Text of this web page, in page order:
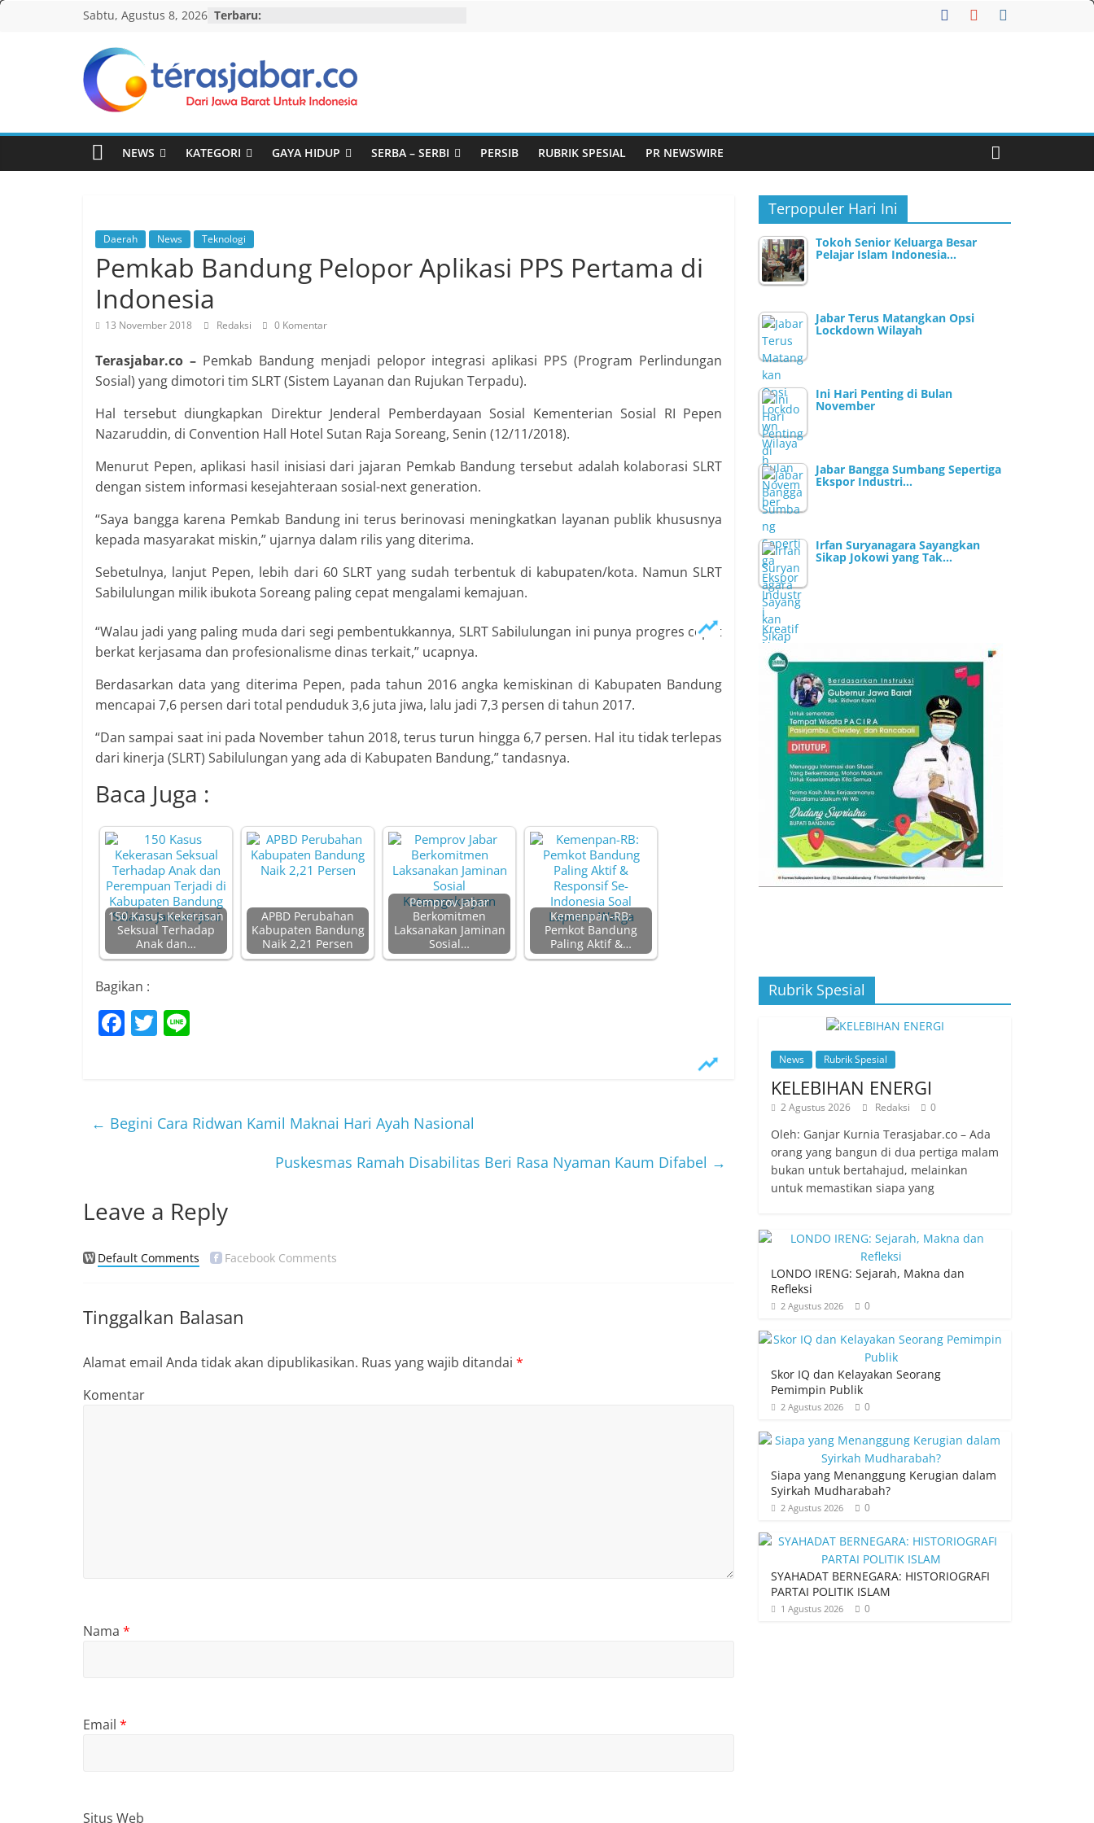
Skip
Sabtu, Agustus 8, 2026 Terbaru:
Teras
Jabar
NEWS KATEGORI GAYA HIDUP SERBA – SERBI PERSIB RUBRIK SPESIAL PR NEWSWIRE
Daerah News Teknologi
Pemkab Bandung Pelopor Aplikasi PPS Pertama di
Indonesia
13 November 2018 Redaksi 0 Komentar
Terasjabar.co – Pemkab Bandung menjadi pelopor integrasi aplikasi PPS (Program Perlindungan
Sosial) yang dimotori tim SLRT (Sistem Layanan dan Rujukan Terpadu).
Hal tersebut diungkapkan Direktur Jenderal Pemberdayaan Sosial Kementerian Sosial RI Pepen
Nazaruddin, di Convention Hall Hotel Sutan Raja Soreang, Senin (12/11/2018).
Menurut Pepen, aplikasi hasil inisiasi dari jajaran Pemkab Bandung tersebut adalah kolaborasi SLRT
dengan sistem informasi kesejahteraan sosial-next generation.
“Saya bangga karena Pemkab Bandung ini terus berinovasi meningkatkan layanan publik khususnya
kepada masyarakat miskin,” ujarnya dalam rilis yang diterima.
Sebetulnya, lanjut Pepen, lebih dari 60 SLRT yang sudah terbentuk di kabupaten/kota. Namun SLRT
Sabilulungan milik ibukota Soreang paling cepat mengalami kemajuan.
“Walau jadi yang paling muda dari segi pembentukkannya, SLRT Sabilulungan ini punya progres cepat
berkat kerjasama dan profesionalisme dinas terkait,” ucapnya.
Berdasarkan data yang diterima Pepen, pada tahun 2016 angka kemiskinan di Kabupaten Bandung
mencapai 7,6 persen dari total penduduk 3,6 juta jiwa, lalu jadi 7,3 persen di tahun 2017.
“Dan sampai saat ini pada November tahun 2018, terus turun hingga 6,7 persen. Hal itu tidak terlepas
dari kinerja (SLRT) Sabilulungan yang ada di Kabupaten Bandung,” tandasnya.
Baca Juga :
150 Kasus Kekerasan
Seksual Terhadap
Anak dan…
APBD Perubahan
Kabupaten Bandung
Naik 2,21 Persen
Pemprov Jabar
Berkomitmen
Laksanakan Jaminan
Sosial…
Kemenpan-RB:
Pemkot Bandung
Paling Aktif &…
Bagikan :
F
b
k
T
← Begini Cara Ridwan Kamil Maknai Hari Ayah Nasional
Puskesmas Ramah Disabilitas Beri Rasa Nyaman Kaum Difabel →
Leave a Reply
Default Comments Facebook Comments
Tinggalkan Balasan
Alamat email Anda tidak akan dipublikasikan. Ruas yang wajib ditandai *
Komentar
Nama *
Email *
Situs Web
Terpopuler Hari Ini
Tokoh Senior Keluarga Besar
Pelajar Islam Indonesia…
Jabar Terus Matangkan Opsi
Lockdown Wilayah
Ini Hari Penting di Bulan
November
Jabar Bangga Sumbang Sepertiga
Ekspor Industri…
Irfan Suryanagara Sayangkan
Sikap Jokowi yang Tak…
Rubrik Spesial
News Rubrik Spesial
KELEBIHAN ENERGI
2 Agustus 2026 Redaksi 0
Oleh: Ganjar Kurnia Terasjabar.co – Ada
orang yang bangun di dua pertiga malam
bukan untuk bertahajud, melainkan
untuk memastikan siapa yang
LONDO IRENG: Sejarah, Makna dan
Refleksi
2 Agustus 2026 0
Skor IQ dan Kelayakan Seorang
Pemimpin Publik
2 Agustus 2026 0
Siapa yang Menanggung Kerugian dalam
Syirkah Mudharabah?
2 Agustus 2026 0
SYAHADAT BERNEGARA: HISTORIOGRAFI
PARTAI POLITIK ISLAM
1 Agustus 2026 0